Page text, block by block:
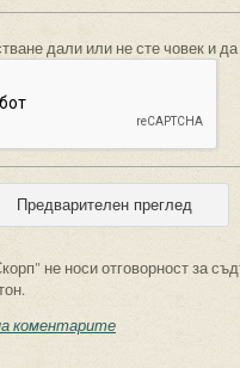
дали или не сте човек и
не носи отговорност за
коментарите